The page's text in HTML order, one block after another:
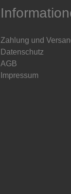
Zahlung und
Datenschutz
AGB
Impressum